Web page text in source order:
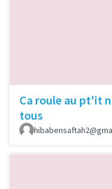
Ca roule au pt'it
tous